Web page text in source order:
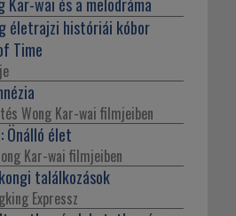
Kar-wai és a melodráma
életrajzi históriái kóbor
Time
Wong Kar-wai filmjeiben
Önálló élet
Kar-wai filmjeiben
találkozások
Expressz